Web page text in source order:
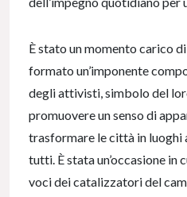
È stato un momento carico
formato un’imponente
degli attivisti, simbolo del
promuovere un senso di
trasformare le città in luoghi
tutti. È stata un’occasione in
voci dei catalizzatori del